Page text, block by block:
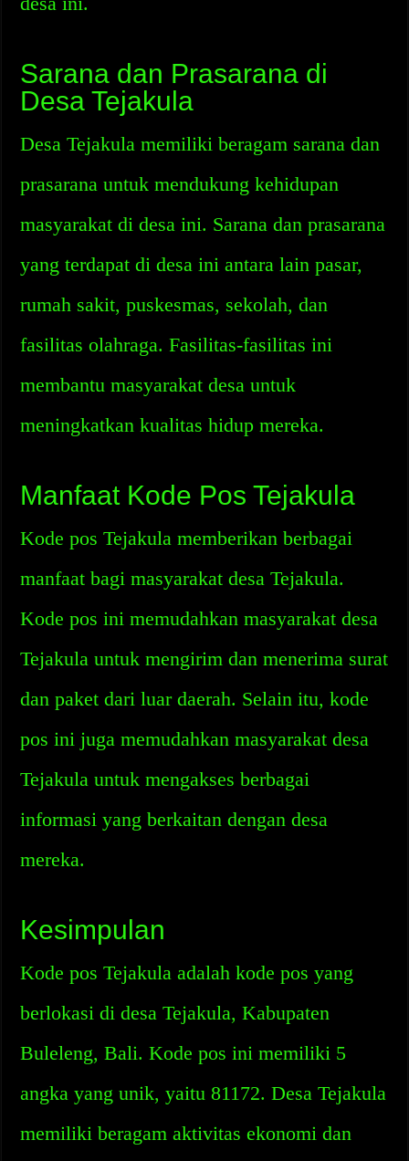
Sarana dan Prasarana di
Desa Tejakula
Desa Tejakula memiliki beragam sarana dan
prasarana untuk mendukung kehidupan
masyarakat di desa ini. Sarana dan prasarana
yang terdapat di desa ini antara lain pasar,
rumah sakit, puskesmas, sekolah, dan
fasilitas olahraga. Fasilitas-fasilitas ini
membantu masyarakat desa untuk
meningkatkan kualitas hidup mereka.
Manfaat Kode Pos Tejakula
Kode pos Tejakula memberikan berbagai
manfaat bagi masyarakat desa Tejakula.
Kode pos ini memudahkan masyarakat desa
Tejakula untuk mengirim dan menerima surat
dan paket dari luar daerah. Selain itu, kode
pos ini juga memudahkan masyarakat desa
Tejakula untuk mengakses berbagai
informasi yang berkaitan dengan desa
mereka.
Kesimpulan
Kode pos Tejakula adalah kode pos yang
berlokasi di desa Tejakula, Kabupaten
Buleleng, Bali. Kode pos ini memiliki 5
angka yang unik, yaitu 81172. Desa Tejakula
memiliki beragam aktivitas ekonomi dan